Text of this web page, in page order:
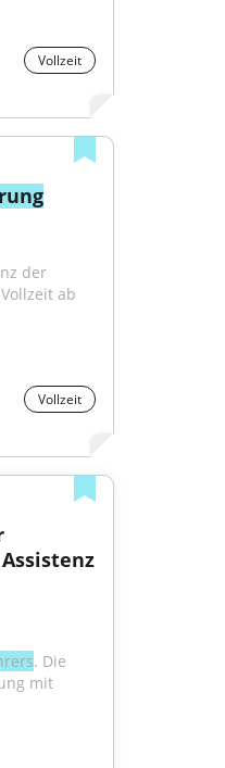
Vollzeit
"...Zum Hauptinhalt springen Assistenz der
Vollzeit ab
Vollzeit
. Die
mit